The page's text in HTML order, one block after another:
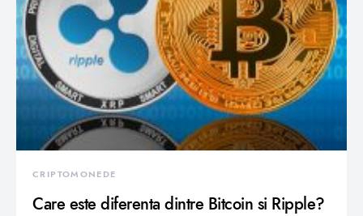
CRIPTOMONEDE
Care este diferenta dintre Bitcoin si Ripple?